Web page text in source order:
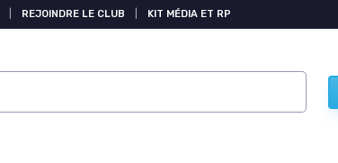
REJOINDRE LE CLUB KIT MÉDIA ET RP